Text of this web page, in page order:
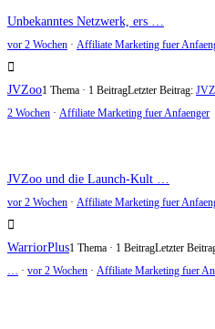
Unbekanntes Netzwerk, ers …
vor 2 Wochen · Affiliate Marketing fuer
JVZoo1 Thema · 1 BeitragLetzter Beitrag:
2 Wochen · Affiliate Marketing fuer Anfaenger
JVZoo und die Launch-Kult …
vor 2 Wochen · Affiliate Marketing fuer
WarriorPlus1 Thema · 1 BeitragLetzter
… · vor 2 Wochen · Affiliate Marketing fuer